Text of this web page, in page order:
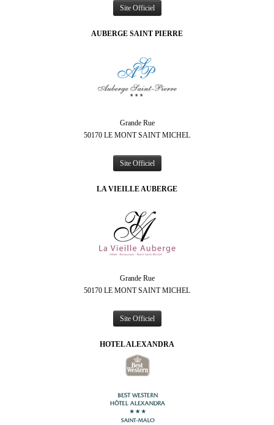
Site Officiel
AUBERGE SAINT PIERRE
Grande Rue
50170 LE MONT SAINT MICHEL
Site Officiel
LA VIEILLE AUBERGE
Grande Rue
50170 LE MONT SAINT MICHEL
Site Officiel
HOTEL ALEXANDRA